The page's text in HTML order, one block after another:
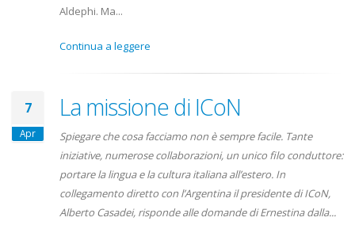
Aldephi. Ma...
Continua a leggere
7
Apr
La missione di ICoN
Spiegare che cosa facciamo non è sempre facile. Tante
iniziative, numerose collaborazioni, un unico filo conduttore:
portare la lingua e la cultura italiana all’estero. In
collegamento diretto con l’Argentina il presidente di ICoN,
Alberto Casadei, risponde alle domande di Ernestina dalla...